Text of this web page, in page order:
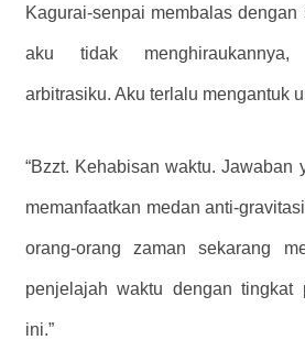
Kagurai-senpai membalas dengan
aku tidak
arbitrasiku. Aku terlalu mengantuk
“Bzzt. Kehabisan waktu. Jawaban
memanfaatkan medan anti-
orang-orang zaman sekarang
penjelajah waktu dengan tingkat
ini.”